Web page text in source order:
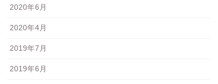
2020年6月
2020年4月
2019年7月
2019年6月